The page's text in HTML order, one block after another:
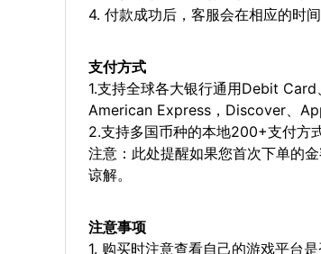
4. 付款成功后，客服会在相应的时
支付方式
1.支持全球各大银行通用Debit
American Express，Discover、
2.支持多国币种的本地200+支付方
注意：此处提醒如果您首次下单的
谅解。
注意事项
1. 购买时注意查看自己的游戏平台是